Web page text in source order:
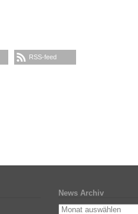
RSS-feed
News Archiv